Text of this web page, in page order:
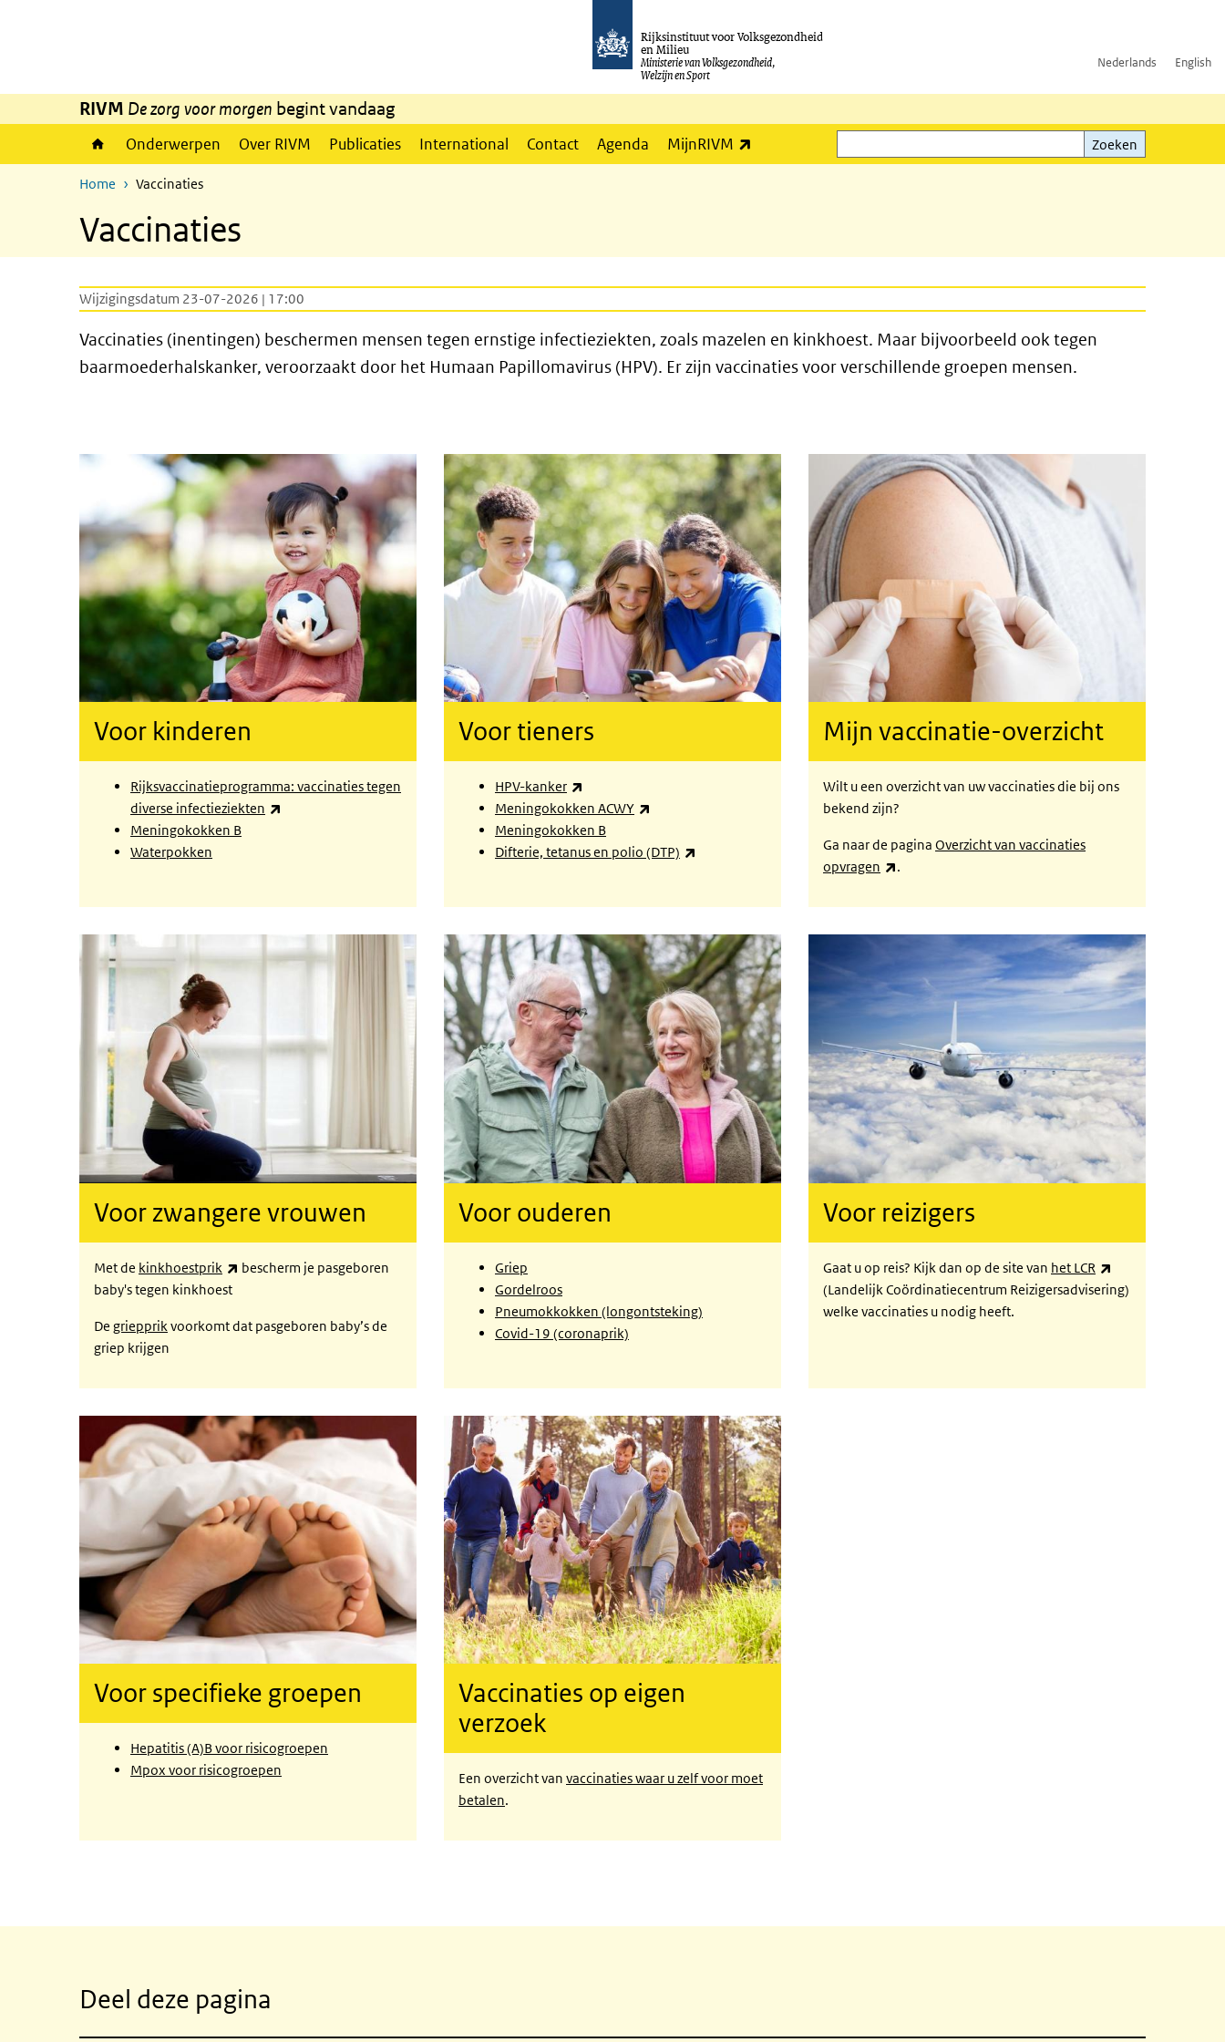
Rijksinstituut voor Volksgezondheid
en Milieu
Ministerie van Volksgezondheid,
Welzijn en Sport
Nederlands English
RIVM De zorg voor morgen begint vandaag
Onderwerpen Over RIVM Publicaties International Contact Agenda MijnRIVM
Zoeken
Zoeken
Home Vaccinaties
Vaccinaties
Wijzigingsdatum 23-07-2026 | 17:00
Vaccinaties (inentingen) beschermen mensen tegen ernstige infectieziekten, zoals mazelen en kinkhoest. Maar bijvoorbeeld ook tegen
baarmoederhalskanker, veroorzaakt door het Humaan Papillomavirus (HPV). Er zijn vaccinaties voor verschillende groepen mensen.
Voor kinderen
Rijksvaccinatieprogramma: vaccinaties tegen
diverse infectieziekten
Meningokokken B
Waterpokken
Voor tieners
HPV-kanker
Meningokokken ACWY
Meningokokken B
Difterie, tetanus en polio (DTP)
Mijn vaccinatie-overzicht
Wilt u een overzicht van uw vaccinaties die bij ons
bekend zijn?
Ga naar de pagina Overzicht van vaccinaties
opvragen
(externe link)
.
Voor zwangere vrouwen
Met de kinkhoestprik (externe link)
bescherm je pasgeboren
baby's tegen kinkhoest
De griepprikvoorkomt dat pasgeboren baby’s de
griep krijgen
Voor ouderen
Griep
Gordelroos
Pneumokkokken (longontsteking)
Covid-19 (coronaprik)
Voor reizigers
Gaat u op reis? Kijk dan op de site van het LCR
(Landelijk Coördinatiecentrum Reizigersadvisering)
welke vaccinaties u nodig heeft.
Voor specifieke groepen
Hepatitis (A)B voor risicogroepen
Mpox voor risicogroepen
Vaccinaties op eigen
verzoek
Een overzicht van vaccinaties waar u zelf voor moet
betalen.
Deel deze pagina